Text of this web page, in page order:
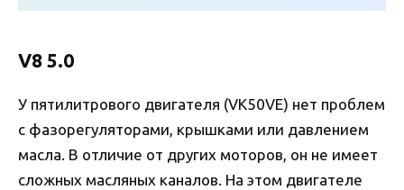
V8 5.0
У пятилитрового двигателя (VK50VE) нет проблем
с фазорегуляторами, крышками или давлением
масла. В отличие от других моторов, он не имеет
сложных масляных каналов. На этом двигателе